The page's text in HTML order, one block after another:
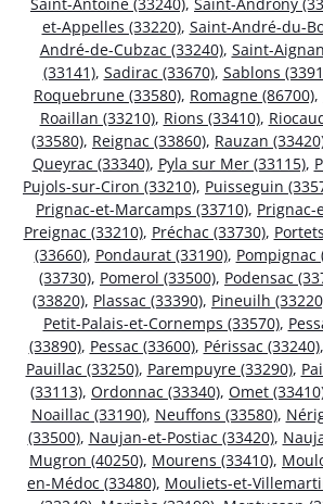
et-Appelles (33220), Saint-André-du-
André-de-Cubzac (33240), Saint-
(33141), Sadirac (33670), Sablons
Roquebrune (33580), Romagne (86700),
Roaillan (33210), Rions (33410),
(33580), Reignac (33860), Rauzan
Queyrac (33340), Pyla sur Mer (33115),
Pujols-sur-Ciron (33210), Puisseguin
Prignac-et-Marcamps (33710), Prignac-
Preignac (33210), Préchac (33730),
(33660), Pondaurat (33190), Pompignac
(33730), Pomerol (33500), Podensac
(33820), Plassac (33390), Pineuilh
Petit-Palais-et-Cornemps (33570),
(33890), Pessac (33600), Périssac (33240),
Pauillac (33250), Parempuyre (33290),
(33113), Ordonnac (33340), Omet
Noaillac (33190), Neuffons (33580),
(33500), Naujan-et-Postiac (33420),
Mugron (40250), Mourens (33410),
en-Médoc (33480), Mouliets-et-